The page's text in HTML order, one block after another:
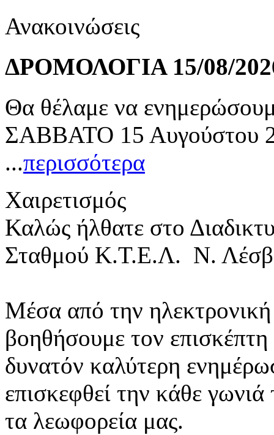
Ανακοινώσεις
ΔΡΟΜΟΛΟΓΙΑ 15/08/
Θα θέλαμε να
ΣΑΒΒΑΤΟ 15 Αυγούστου
...περισσότερα
Χαιρετισμός
Καλώς ήλθατε στο
Σταθμού Κ.Τ.Ε.Λ. Ν.
Μέσα από την ηλεκτρονική
βοηθήσουμε τον
δυνατόν καλύτερη
επισκεφθεί την κάθε
τα λεωφορεία μας.